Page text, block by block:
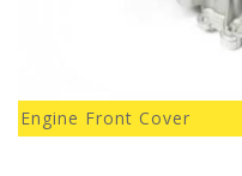
Engine Front Cover